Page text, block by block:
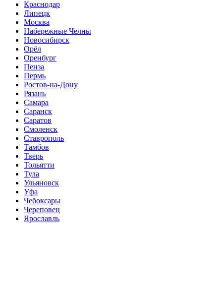
Краснодар
Липецк
Москва
Набережные Челны
Новосибирск
Орёл
Оренбург
Пенза
Пермь
Ростов-на-Дону
Рязань
Самара
Саранск
Саратов
Смоленск
Ставрополь
Тамбов
Тверь
Тольятти
Тула
Ульяновск
Уфа
Чебоксары
Череповец
Ярославль